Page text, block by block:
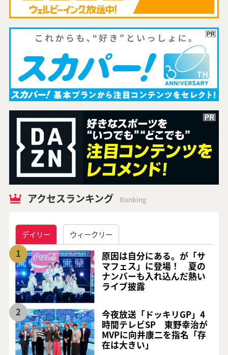
アクセスランキング Ranking
デイリー ウィークリー
1
原因は自分にある。が「サ
マフェス」に登場！ 夏の
ナンバーも入れ込んだ熱い
ライブ披露
2
今夜放送「ドッキリGP」4
時間テレビSP 東野幸治が
MVPに向井康二を指名「存
在は大きい」